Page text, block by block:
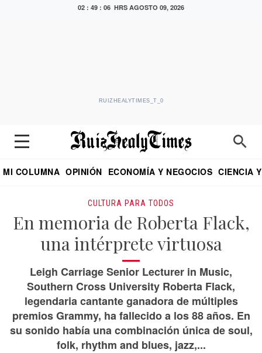
02 : 49 : 07 HRS AGOSTO 09, 2026
RUIZHEALYTIMES_T_0
MI COLUMNA OPINIÓN ECONOMÍA Y NEGOCIOS CIENCIA
CULTURA PARA TODOS
En memoria de Roberta Flack,
una intérprete virtuosa
Leigh Carriage Senior Lecturer in Music,
Southern Cross University Roberta Flack,
legendaria cantante ganadora de múltiples
premios Grammy, ha fallecido a los 88 años. En
su sonido había una combinación única de soul,
folk, rhythm and blues, jazz,...